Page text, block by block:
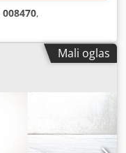
008470,
Mali oglas